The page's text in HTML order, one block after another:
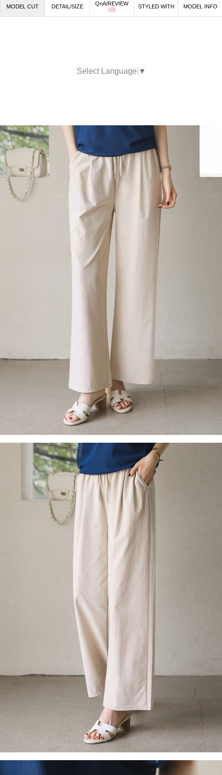
MODEL CUT DETAIL/SIZE
QnA/REVIEW
(0) STYLED WITH MODEL INFO
Select Language ▼